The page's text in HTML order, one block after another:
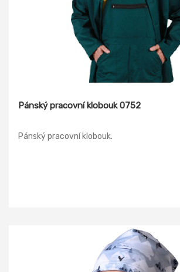
Pánský pracovní klobouk 0752
Pánský pracovní klobouk.